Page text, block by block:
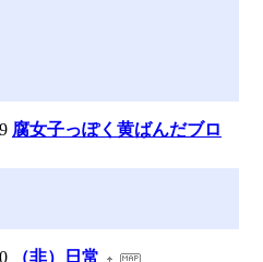
腐女子っぽく黄ばんだブロ
（非）日常